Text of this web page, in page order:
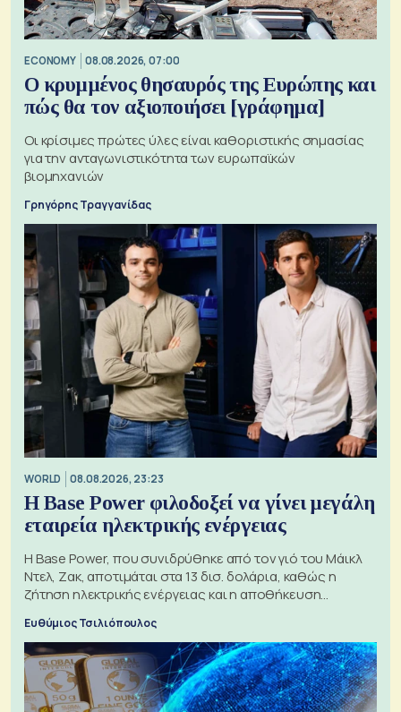
ECONOMY 08.08.2026, 07:00
Ο κρυμμένος θησαυρός της Ευρώπης και
πώς θα τον αξιοποιήσει [γράφημα]
Οι κρίσιμες πρώτες ύλες είναι καθοριστικής σημασίας
για την ανταγωνιστικότητα των ευρωπαϊκών
βιομηχανιών
Γρηγόρης Τραγγανίδας
WORLD 08.08.2026, 23:23
Η Base Power φιλοδοξεί να γίνει μεγάλη
εταιρεία ηλεκτρικής ενέργειας
Η Base Power, που συνιδρύθηκε από τον γιό του Μάικλ
Ντελ, Ζακ, αποτιμάται στα 13 δισ. δολάρια, καθώς η
ζήτηση ηλεκτρικής ενέργειας και η αποθήκευση
Ευθύμιος Τσιλιόπουλος